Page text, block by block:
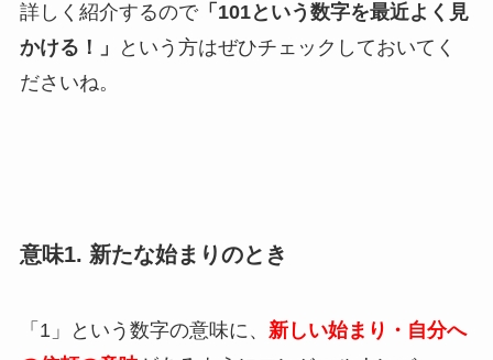
詳しく紹介するので「101という数字を最近よく見
かける！」
という方はぜひチェックしておいてく
ださいね。
意味1. 新たな始まりのとき
「1」という数字の意味に、 新しい始まり・自分へ